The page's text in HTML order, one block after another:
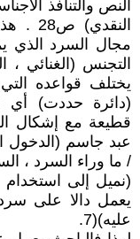
النص والتنافذ
مجال السرد الذي
التجنس (الغنائي
يختلف قواعده
(دائرة حددت) أي
قطيعة مع إشكال
عبد جاسم (الدخول
/ ما وراء السرد ،
(نميل إلى
يعمل دالا على
عليه)(7.